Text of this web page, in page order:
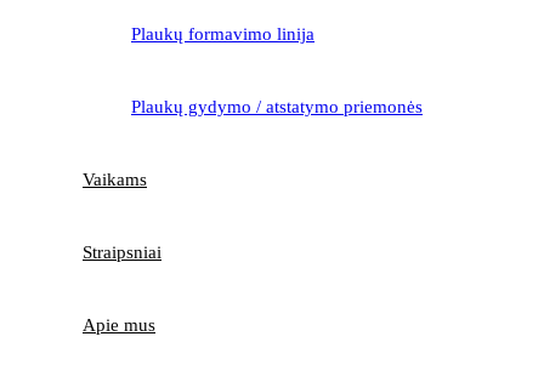
Plaukų formavimo linija
Plaukų gydymo / atstatymo priemonės
Vaikams
Straipsniai
Apie mus